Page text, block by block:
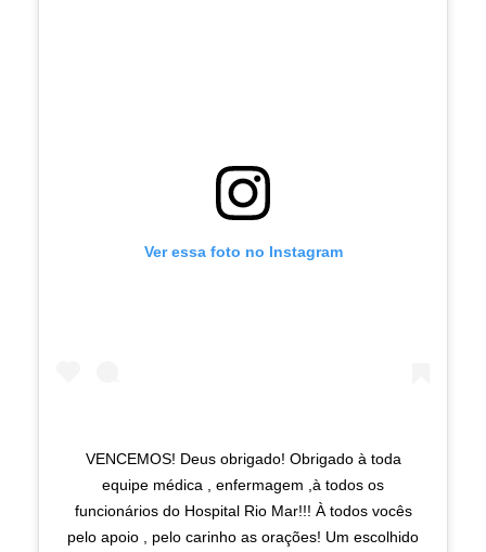
Ver essa foto no Instagram
VENCEMOS! Deus obrigado! Obrigado à toda
equipe médica , enfermagem ,à todos os
funcionários do Hospital Rio Mar!!! À todos vocês
pelo apoio , pelo carinho as orações! Um escolhido